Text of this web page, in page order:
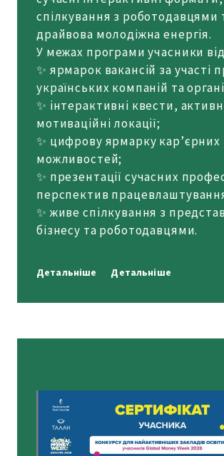
спілкування з роботодавцями
драйвова молодіжна енергія.
У межах програми учасники
✨ ярмарок вакансій за участі
українських компаній та
✨ інтерактивні квести,
мотиваційні локації;
✨ цифрову ярмарку кар’єрних
можливостей;
✨ презентації сучасних
перспектив
✨ живе спілкування з
бізнесу та роботодавцями.
Детальніше Детальніше